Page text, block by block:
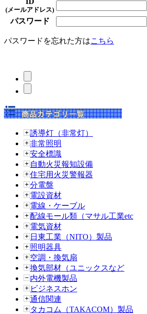
(メールアドレス)
パスワード
パスワードを忘れた方はこちら
誘導灯（非常灯）
非常照明
安全標識
自動火災報知設備
住宅用火災警報器
分電盤
電設資材
電線・ケーブル
配線モール類（マサル工業etc
電気資材
日東工業（NITO）製品
照明器具
空調・換気扇
換気部材（ユニックスなど
内外電機製品
ビジネスホン
通信関連
タカコム（TAKACOM）製品